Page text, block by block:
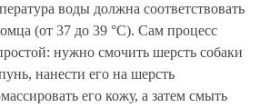
воды должна соответствовать
(от 37 до 39 °С). Сам процесс
нужно смочить шерсть собаки
нанести его на шерсть
его кожу, а затем смыть